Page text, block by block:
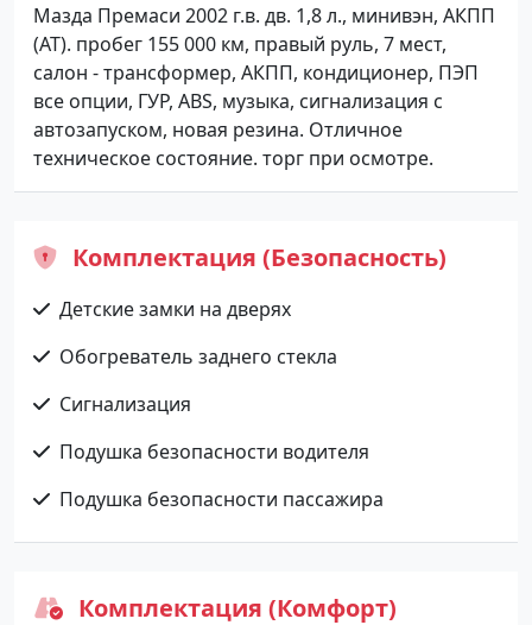
Мазда Премаси 2002 г.в. дв. 1,8 л., минивэн, АКПП
(АТ). пробег 155 000 км, правый руль, 7 мест,
салон - трансформер, АКПП, кондиционер, ПЭП
все опции, ГУР, ABS, музыка, сигнализация с
автозапуском, новая резина. Отличное
техническое состояние. торг при осмотре.
Комплектация (Безопасность)
Детские замки на дверях
Обогреватель заднего стекла
Сигнализация
Подушка безопасности водителя
Подушка безопасности пассажира
Комплектация (Комфорт)